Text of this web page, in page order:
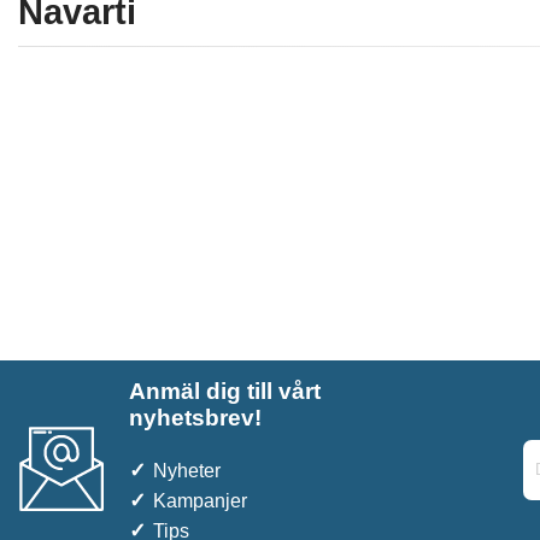
Navarti
Anmäl dig till vårt
nyhetsbrev!
Nyheter
Kampanjer
Tips